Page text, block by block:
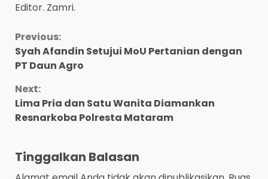
Editor. Zamri.
Continue
Reading
Previous:
Syah Afandin Setujui MoU Pertanian dengan
PT Daun Agro
Next:
Lima Pria dan Satu Wanita Diamankan
Resnarkoba Polresta Mataram
Tinggalkan Balasan